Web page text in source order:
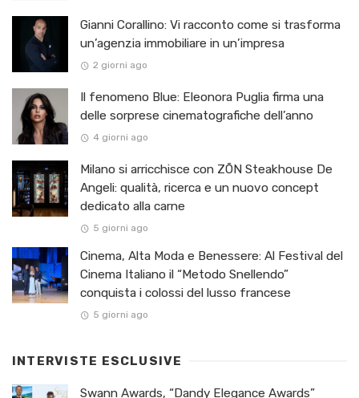
Gianni Corallino: Vi racconto come si trasforma
un’agenzia immobiliare in un’impresa
2 giorni ago
Il fenomeno Blue: Eleonora Puglia firma una
delle sorprese cinematografiche dell’anno
4 giorni ago
Milano si arricchisce con ZŌN Steakhouse De
Angeli: qualità, ricerca e un nuovo concept
dedicato alla carne
5 giorni ago
Cinema, Alta Moda e Benessere: Al Festival del
Cinema Italiano il “Metodo Snellendo”
conquista i colossi del lusso francese
5 giorni ago
INTERVISTE ESCLUSIVE
Swann Awards, “Dandy Elegance Awards”